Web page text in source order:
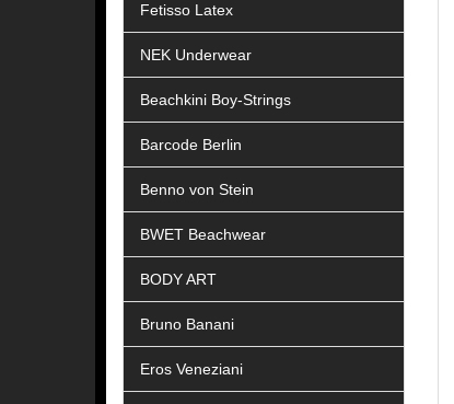
Fetisso Latex
NEK Underwear
Beachkini Boy-Strings
Barcode Berlin
Benno von Stein
BWET Beachwear
BODY ART
Bruno Banani
Eros Veneziani